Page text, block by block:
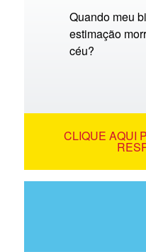
Quando meu
estimação
céu?
CLIQUE AQUI